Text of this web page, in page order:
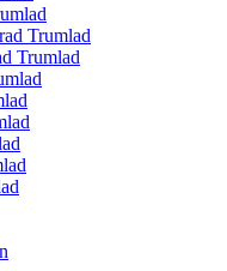
Trumlad
Trumlad